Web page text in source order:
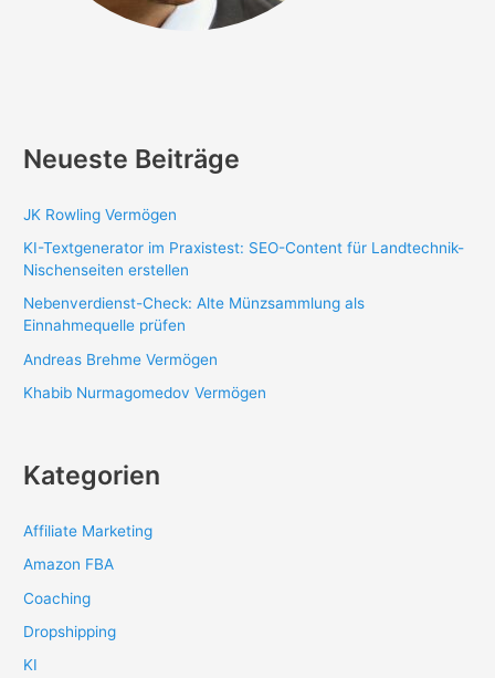
Neueste Beiträge
JK Rowling Vermögen
KI-Textgenerator im Praxistest: SEO-Content für Landtechnik-
Nischenseiten erstellen
Nebenverdienst-Check: Alte Münzsammlung als
Einnahmequelle prüfen
Andreas Brehme Vermögen
Khabib Nurmagomedov Vermögen
Kategorien
Affiliate Marketing
Amazon FBA
Coaching
Dropshipping
KI